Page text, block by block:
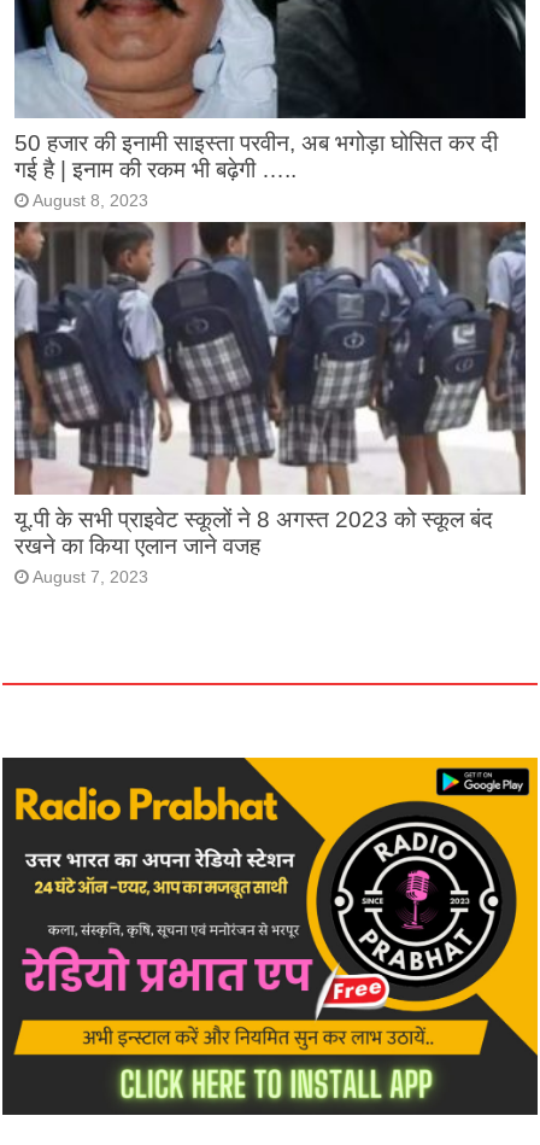
50 हजार की इनामी साइस्ता परवीन, अब भगोड़ा घोसित कर दी
गई है | इनाम की रकम भी बढ़ेगी …..
August 8, 2023
यू.पी के सभी प्राइवेट स्कूलों ने 8 अगस्त 2023 को स्कूल बंद
रखने का किया एलान जाने वजह
August 7, 2023